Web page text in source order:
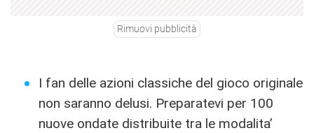
Rimuovi pubblicità
I fan delle azioni classiche del gioco originale
non saranno delusi. Preparatevi per 100
nuove ondate distribuite tra le modalita’